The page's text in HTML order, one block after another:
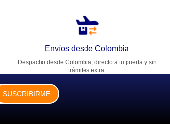
Envíos desde Colombia
Despacho desde Colombia, directo a tu puerta y sin
trámites extra.
SUSCRIBIRME